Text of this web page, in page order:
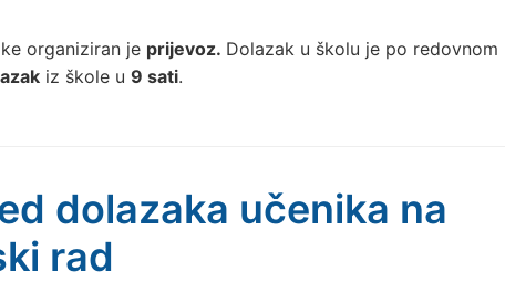
organiziran je prijevoz. Dolazak u školu je po redovnom
iz škole u 9 sati.
dolazaka učenika na
rad